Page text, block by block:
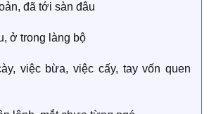
đã tới sàn đâu
ở trong làng bộ
việc bừa, việc cấy, tay vốn quen